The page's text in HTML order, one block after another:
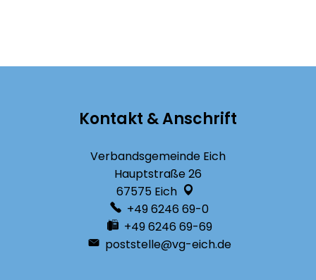
Kontakt & Anschrift
Verbandsgemeinde Eich
Hauptstraße 26
67575 Eich
+49 6246 69-0
+49 6246 69-69
poststelle@vg-eich.de